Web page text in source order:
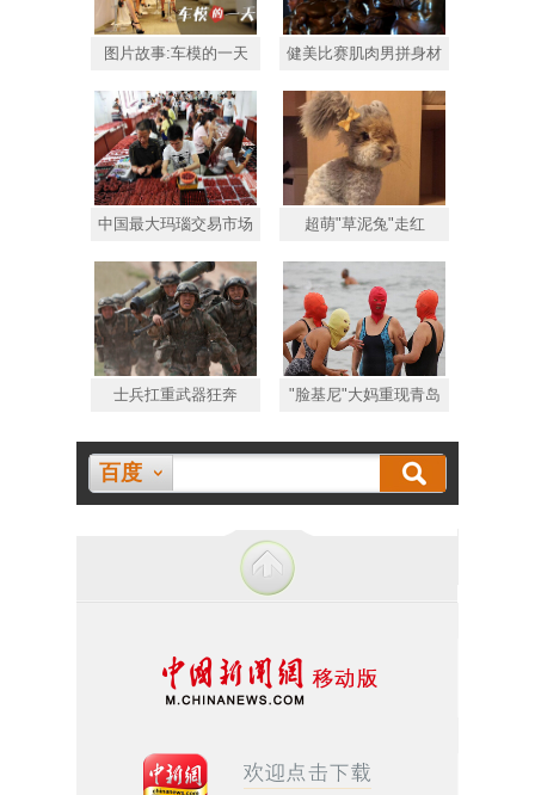
图片故事:车模的一天 健美比赛肌肉男拼身材
中国最大玛瑙交易市场 超萌"草泥兔"走红
士兵扛重武器狂奔 "脸基尼"大妈重现青岛
百度